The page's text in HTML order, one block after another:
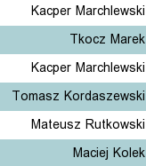
Kacper Marchlewski
Tkocz Marek
Kacper Marchlewski
Tomasz Kordaszewski
Mateusz Rutkowski
Maciej Kolek